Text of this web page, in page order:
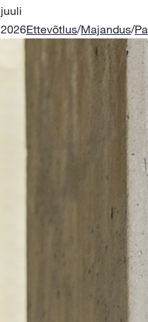
juuli
2026Ettevõtlus/Majandus/